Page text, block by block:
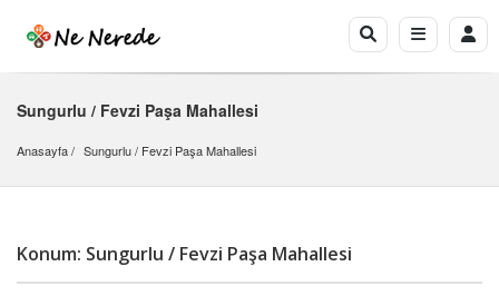
Sungurlu / Fevzi Paşa Mahallesi
Anasayfa Sungurlu / Fevzi Paşa Mahallesi
Konum: Sungurlu / Fevzi Paşa Mahallesi